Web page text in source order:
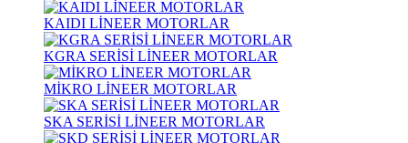
KAIDI LİNEER MOTORLAR
KGRA SERİSİ LİNEER MOTORLAR
MİKRO LİNEER MOTORLAR
SKA SERİSİ LİNEER MOTORLAR